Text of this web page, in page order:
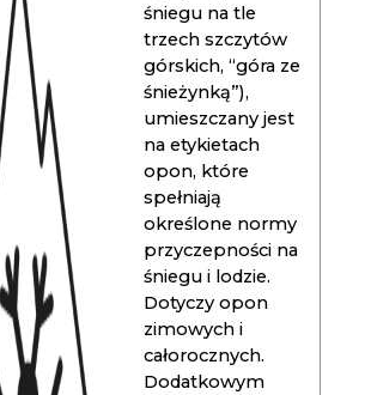
śniegu na tle
trzech szczytów
górskich, “góra ze
śnieżynką”),
umieszczany jest
na etykietach
opon, które
spełniają
określone normy
przyczepności na
śniegu i lodzie.
Dotyczy opon
zimowych i
całorocznych.
Dodatkowym